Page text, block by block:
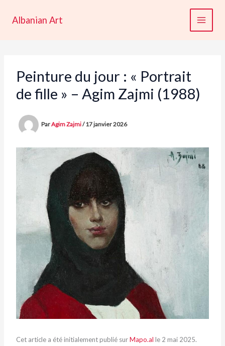
Albanian Art
Peinture du jour : « Portrait
de fille » – Agim Zajmi (1988)
ParAgim Zajmi/17 janvier 2026
Cet article a été initialement publié surMapo.al le 2 mai 2025.